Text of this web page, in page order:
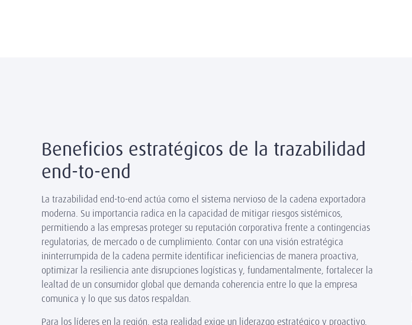
Beneficios estratégicos de la trazabilidad
end-to-end
La trazabilidad end-to-end actúa como el sistema nervioso de la cadena exportadora
moderna. Su importancia radica en la capacidad de mitigar riesgos sistémicos,
permitiendo a las empresas proteger su reputación corporativa frente a contingencias
regulatorias, de mercado o de cumplimiento. Contar con una visión estratégica
ininterrumpida de la cadena permite identificar ineficiencias de manera proactiva,
optimizar la resiliencia ante disrupciones logísticas y, fundamentalmente, fortalecer la
lealtad de un consumidor global que demanda coherencia entre lo que la empresa
comunica y lo que sus datos respaldan.
Para los líderes en la región, esta realidad exige un liderazgo estratégico y proactivo,